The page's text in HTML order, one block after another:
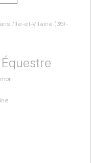
l'Ile-et-Vilaine (35) -